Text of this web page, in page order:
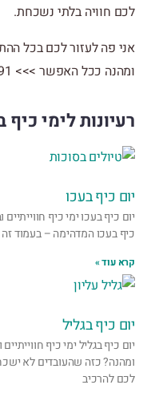
לכם חוויה בלתי נשכחת.
אני פה לעזור לכם בכל
ומהנה ככל האפשר >>> 054-6868291
רעיונות לימי כיף
יום כיף בעכו
יום כיף בעכו ימי כיף
כיף בעכו המדהימה – בעמוד
קרא עוד »
יום כיף בגליל
יום כיף בגליל ימי כיף
ומהנה? כזה שהעובדים לא
לכם להרכיב